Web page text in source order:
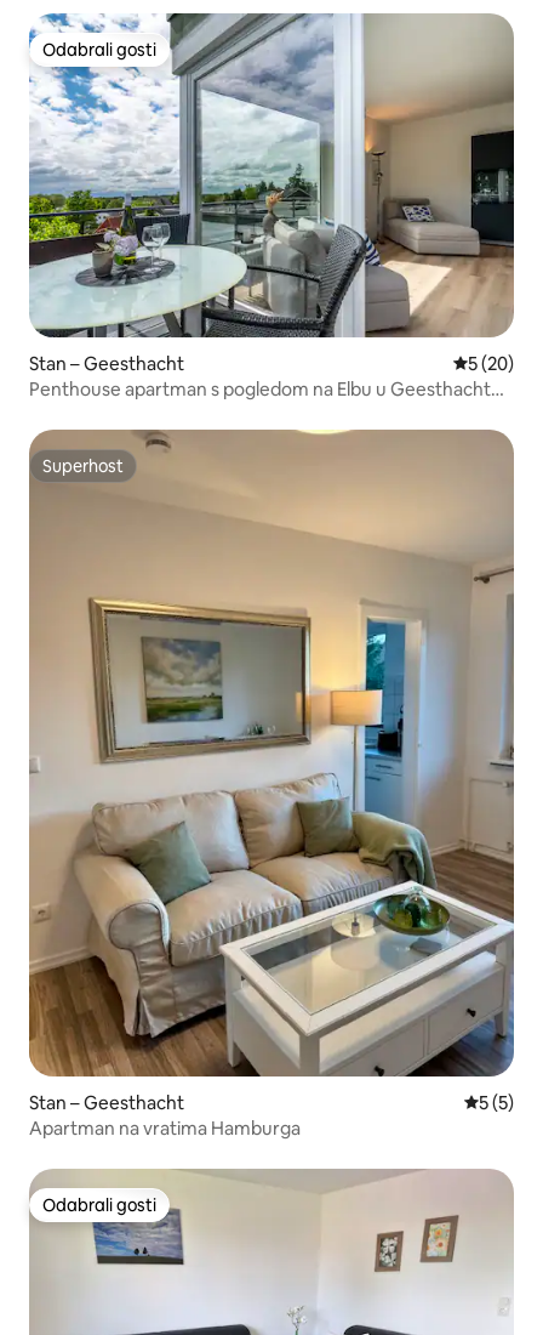
Odabrali gosti
Odabrali gosti
Stan – Geesthacht Prosječna
5 (20)
Penthouse apartman s pogledom na Elbu u Geesthachtu
Superhost
Superhost
Stan – Geesthacht
5 (5)
Apartman na vratima Hamburga
Odabrali gosti
Odabrali gosti